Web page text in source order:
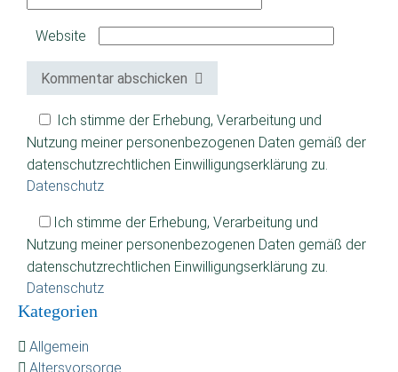
Website
Kommentar abschicken
Ich stimme der Erhebung, Verarbeitung und
Nutzung meiner personenbezogenen Daten gemäß der
datenschutzrechtlichen Einwilligungserklärung zu.
Datenschutz
Ich stimme der Erhebung, Verarbeitung und
Nutzung meiner personenbezogenen Daten gemäß der
datenschutzrechtlichen Einwilligungserklärung zu.
Datenschutz
Kategorien
Allgemein
Altersvorsorge